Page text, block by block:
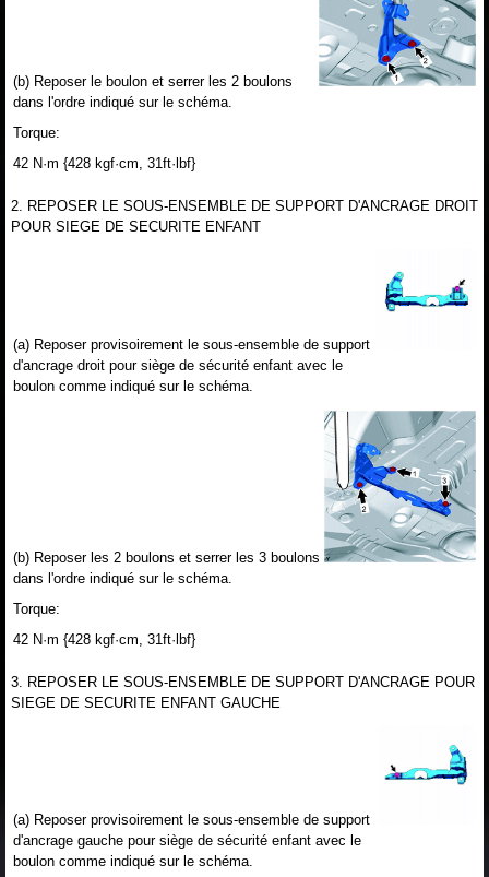
(b) Reposer le boulon et serrer les 2 boulons
dans l'ordre indiqué sur le schéma.
Torque:
42 N·m {428 kgf·cm, 31ft·lbf}
2. REPOSER LE SOUS-ENSEMBLE DE SUPPORT D'ANCRAGE DROIT
POUR SIEGE DE SECURITE ENFANT
(a) Reposer provisoirement le sous-ensemble de support
d'ancrage droit pour siège de sécurité enfant avec le
boulon comme indiqué sur le schéma.
(b) Reposer les 2 boulons et serrer les 3 boulons
dans l'ordre indiqué sur le schéma.
Torque:
42 N·m {428 kgf·cm, 31ft·lbf}
3. REPOSER LE SOUS-ENSEMBLE DE SUPPORT D'ANCRAGE POUR
SIEGE DE SECURITE ENFANT GAUCHE
(a) Reposer provisoirement le sous-ensemble de support
d'ancrage gauche pour siège de sécurité enfant avec le
boulon comme indiqué sur le schéma.